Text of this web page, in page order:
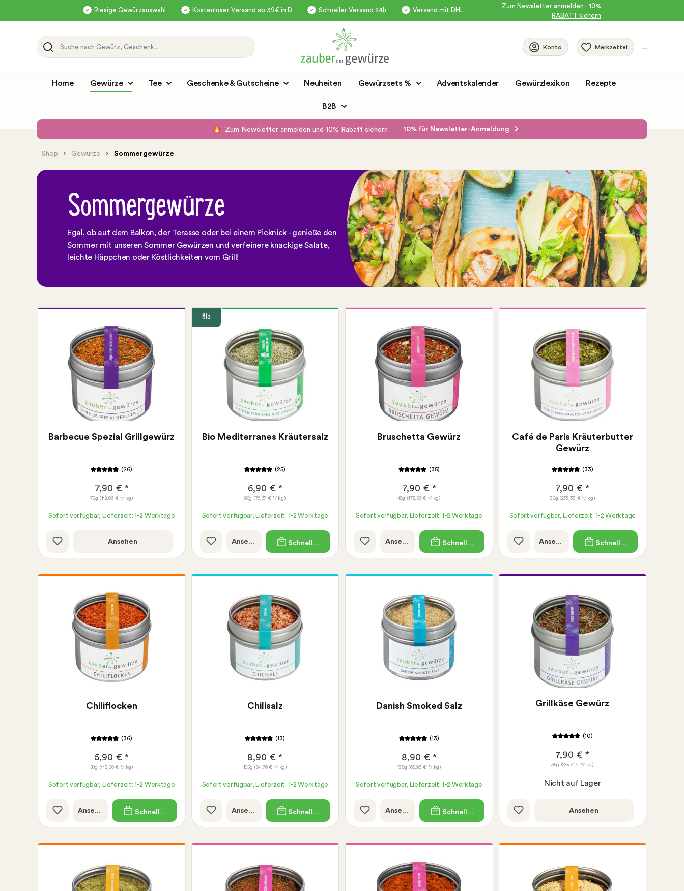
Riesige Gewürzauswahl Kostenloser Versand ab 39€ in D Schneller Versand 24h Versand mit DHL
Zum Newsletter anmelden - 10%
RABATT sichern
Konto Merkzettel
Home Gewürze Tee Geschenke & Gutscheine Neuheiten Gewürzsets % Adventskalender Gewürzlexikon Rezepte
B2B
Zum Newsletter anmelden und 10% Rabatt sichern 10% für Newsletter-Anmeldung
Shop Gewürze Sommergewürze
Sommergewürze
Egal, ob auf dem Balkon, der Terasse oder bei einem Picknick - genieße den
Sommer mit unseren Sommer Gewürzen und verfeinere knackige Salate,
leichte Häppchen oder Köstlichkeiten vom Grill!
Gratis Rezeptkarte wählbar:
BBQ-Spareribs mit Folienkartoffeln
und Kräuterquark
Schweinerückensteaks mit Ananas-
Barbecue Spezial Grillgewürz
(26)
7,90 € *
70g (112,86 € */ kg)
Sofort verfügbar, Lieferzeit: 1-2 Werktage
Ansehen
Bio
Bio Mediterranes Kräutersalz
(25)
6,90 € *
90g (76,67 € */ kg)
Sofort verfügbar, Lieferzeit: 1-2 Werktage
Ansehen Schnellkauf
Bruschetta Gewürz
(35)
7,90 € *
45g (175,56 € */ kg)
Sofort verfügbar, Lieferzeit: 1-2 Werktage
Ansehen Schnellkauf
Café de Paris Kräuterbutter
Gewürz
(33)
7,90 € *
30g (263,33 € */ kg)
Sofort verfügbar, Lieferzeit: 1-2 Werktage
Ansehen Schnellkauf
Chiliflocken
(36)
5,90 € *
50g (118,00 € */ kg)
Sofort verfügbar, Lieferzeit: 1-2 Werktage
Ansehen Schnellkauf
Chilisalz
(13)
8,90 € *
105g (84,76 € */ kg)
Sofort verfügbar, Lieferzeit: 1-2 Werktage
Ansehen Schnellkauf
Danish Smoked Salz
(13)
8,90 € *
135g (65,93 € */ kg)
Sofort verfügbar, Lieferzeit: 1-2 Werktage
Ansehen Schnellkauf
Gratis Rezeptkarte wählbar:
Gemüsesalat mit gegrilltem Halloumi
Überbackene Portobello-Pilze
Grillkäse Gewürz
(10)
7,90 € *
35g (225,71 € */ kg)
Nicht auf Lager
Ansehen